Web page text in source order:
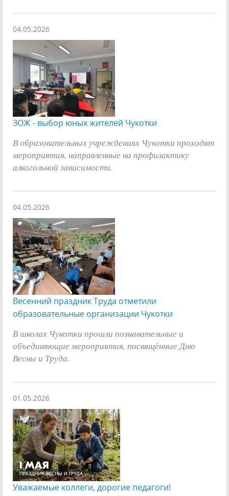
04.05.2026
ЗОЖ - выбор юных жителей Чукотки
В образовательных учреждениях Чукотки проходят
мероприятия, направленные на профилактику
алкогольной зависимости.
04.05.2026
Весенний праздник Труда отметили
образовательные организации Чукотки
В школах Чукотки прошли познавательные и
объединяющие мероприятия, посвящённые Дню
Весны и Труда.
01.05.2026
Уважаемые коллеги, дорогие педагоги!